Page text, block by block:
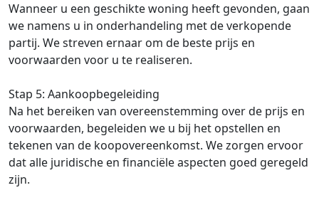
Wanneer u een geschikte woning heeft gevonden, gaan
we namens u in onderhandeling met de verkopende
partij. We streven ernaar om de beste prijs en
voorwaarden voor u te realiseren.
Stap 5: Aankoopbegeleiding
Na het bereiken van overeenstemming over de prijs en
voorwaarden, begeleiden we u bij het opstellen en
tekenen van de koopovereenkomst. We zorgen ervoor
dat alle juridische en financiële aspecten goed geregeld
zijn.